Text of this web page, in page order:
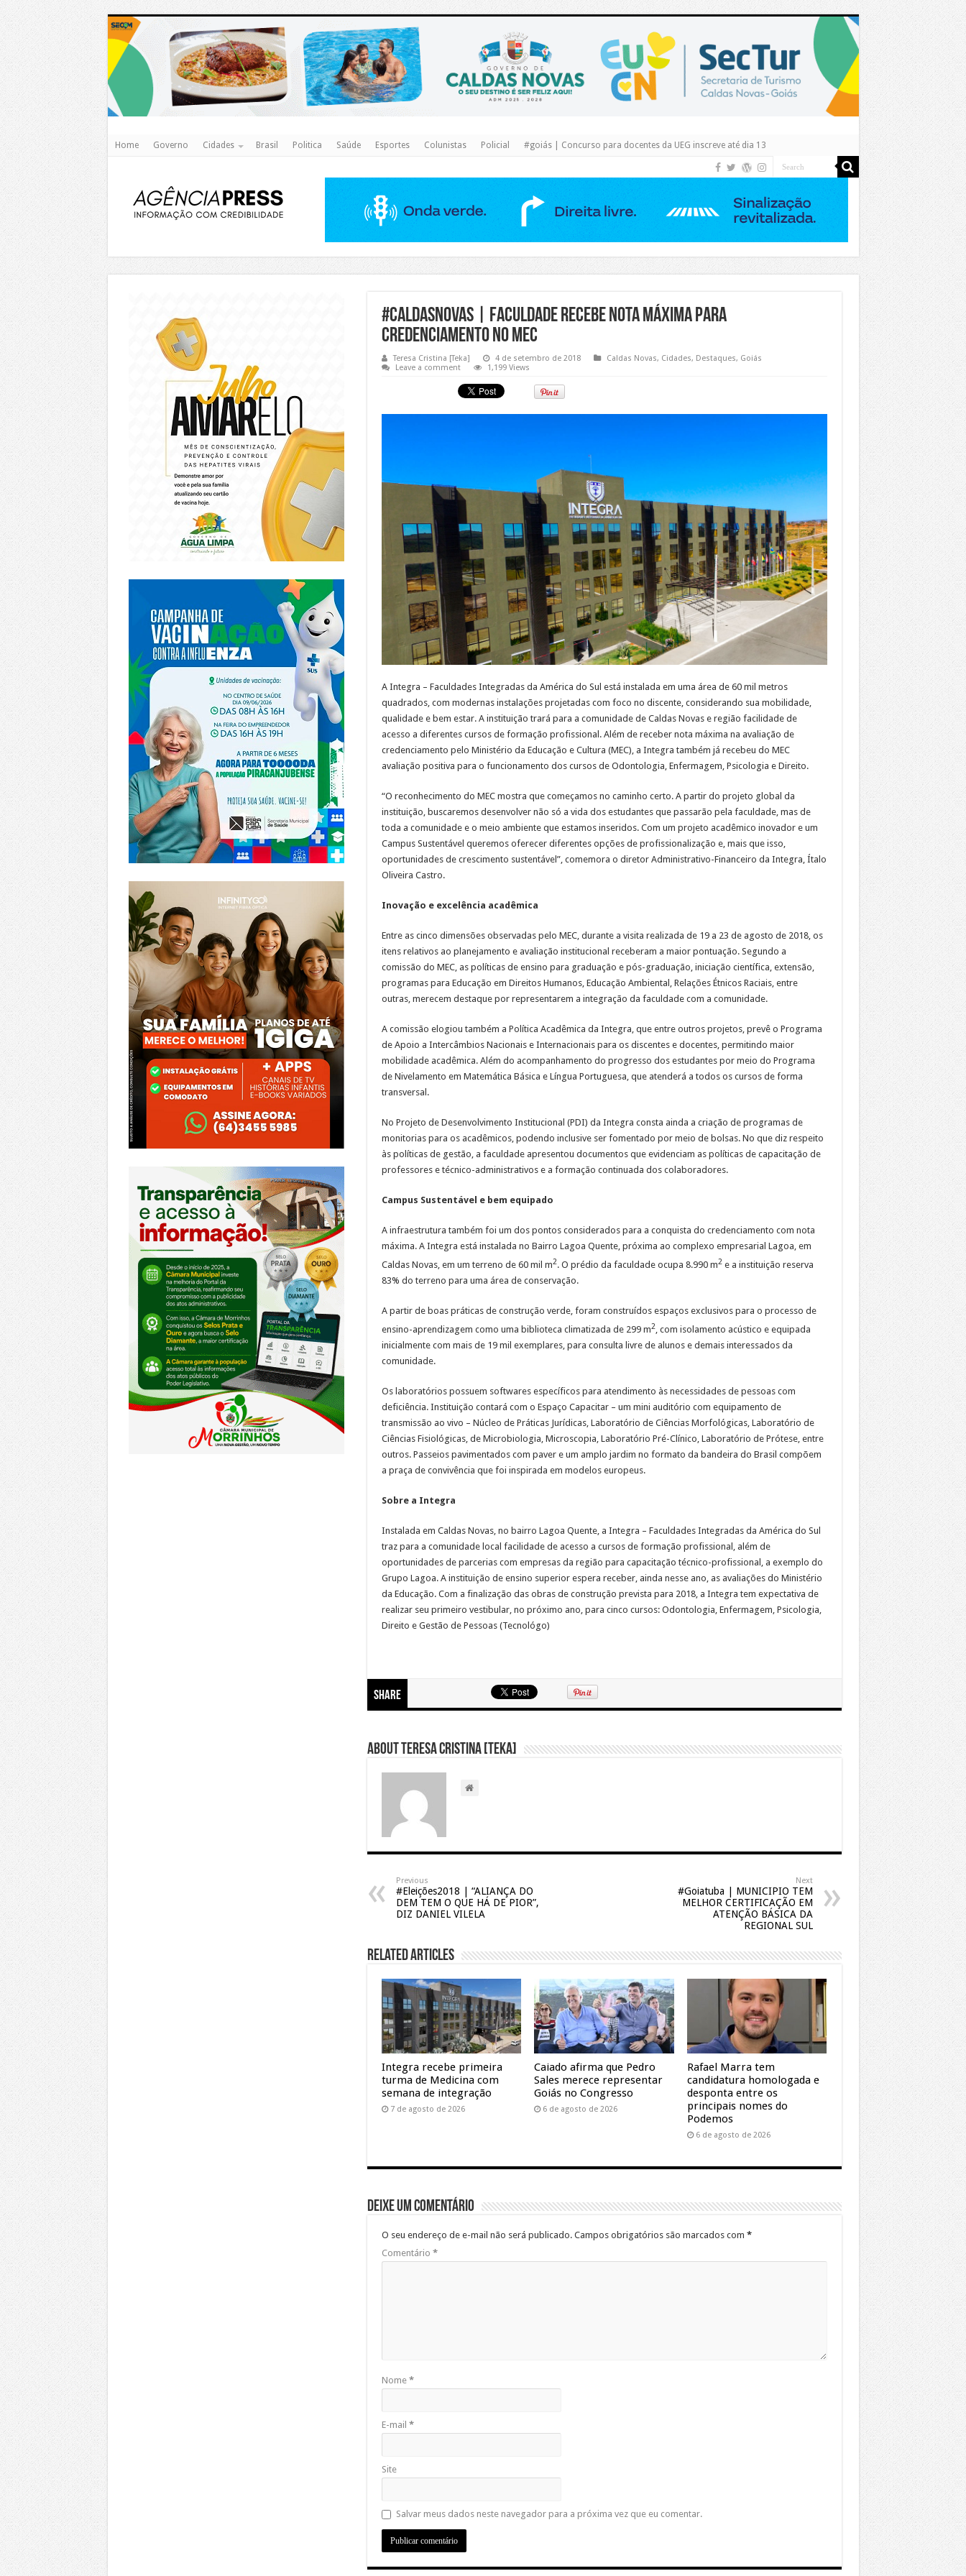
https://www.caldasnovas.go.gov.br/
Home Governo Cidades Brasil Politica Saúde Esportes Colunistas Policial #goiás | Concurso para docentes da UEG inscreve até dia 13
#CaldasNovas | FACULDADE RECEBE NOTA MÁXIMA PARA
CREDENCIAMENTO NO MEC
Teresa Cristina [Teka] 4 de setembro de 2018 Caldas Novas, Cidades, Destaques, Goiás
Leave a comment
1,199 Views
A Integra – Faculdades Integradas da América do Sul está instalada em uma área de 60 mil metros
quadrados, com modernas instalações projetadas com foco no discente, considerando sua mobilidade,
qualidade e bem estar. A instituição trará para a comunidade de Caldas Novas e região facilidade de
acesso a diferentes cursos de formação profissional. Além de receber nota máxima na avaliação de
credenciamento pelo Ministério da Educação e Cultura (MEC), a Integra também já recebeu do MEC
avaliação positiva para o funcionamento dos cursos de Odontologia, Enfermagem, Psicologia e Direito.
“O reconhecimento do MEC mostra que começamos no caminho certo. A partir do projeto global da
instituição, buscaremos desenvolver não só a vida dos estudantes que passarão pela faculdade, mas de
toda a comunidade e o meio ambiente que estamos inseridos. Com um projeto acadêmico inovador e um
Campus Sustentável queremos oferecer diferentes opções de profissionalização e, mais que isso,
oportunidades de crescimento sustentável”, comemora o diretor Administrativo-Financeiro da Integra, Ítalo
Oliveira Castro.
Inovação e excelência acadêmica
Entre as cinco dimensões observadas pelo MEC, durante a visita realizada de 19 a 23 de agosto de 2018, os
itens relativos ao planejamento e avaliação institucional receberam a maior pontuação. Segundo a
comissão do MEC, as políticas de ensino para graduação e pós-graduação, iniciação científica, extensão,
programas para Educação em Direitos Humanos, Educação Ambiental, Relações Étnicos Raciais, entre
outras, merecem destaque por representarem a integração da faculdade com a comunidade.
A comissão elogiou também a Política Acadêmica da Integra, que entre outros projetos, prevê o Programa
de Apoio a Intercâmbios Nacionais e Internacionais para os discentes e docentes, permitindo maior
mobilidade acadêmica. Além do acompanhamento do progresso dos estudantes por meio do Programa
de Nivelamento em Matemática Básica e Língua Portuguesa, que atenderá a todos os cursos de forma
transversal.
No Projeto de Desenvolvimento Institucional (PDI) da Integra consta ainda a criação de programas de
monitorias para os acadêmicos, podendo inclusive ser fomentado por meio de bolsas. No que diz respeito
às políticas de gestão, a faculdade apresentou documentos que evidenciam as políticas de capacitação de
professores e técnico-administrativos e a formação continuada dos colaboradores.
Campus Sustentável e bem equipado
A infraestrutura também foi um dos pontos considerados para a conquista do credenciamento com nota
máxima. A Integra está instalada no Bairro Lagoa Quente, próxima ao complexo empresarial Lagoa, em
Caldas Novas, em um terreno de 60 mil m2. O prédio da faculdade ocupa 8.990 m2e a instituição reserva
83% do terreno para uma área de conservação.
A partir de boas práticas de construção verde, foram construídos espaços exclusivos para o processo de
ensino-aprendizagem como uma biblioteca climatizada de 299 m2, com isolamento acústico e equipada
inicialmente com mais de 19 mil exemplares, para consulta livre de alunos e demais interessados da
comunidade.
Os laboratórios possuem softwares específicos para atendimento às necessidades de pessoas com
deficiência. Instituição contará com o Espaço Capacitar – um mini auditório com equipamento de
transmissão ao vivo – Núcleo de Práticas Jurídicas, Laboratório de Ciências Morfológicas, Laboratório de
Ciências Fisiológicas, de Microbiologia, Microscopia, Laboratório Pré-Clínico, Laboratório de Prótese, entre
outros. Passeios pavimentados com paver e um amplo jardim no formato da bandeira do Brasil compõem
a praça de convivência que foi inspirada em modelos europeus.
Sobre a Integra
Instalada em Caldas Novas, no bairro Lagoa Quente, a Integra – Faculdades Integradas da América do Sul
traz para a comunidade local facilidade de acesso a cursos de formação profissional, além de
oportunidades de parcerias com empresas da região para capacitação técnico-profissional, a exemplo do
Grupo Lagoa. A instituição de ensino superior espera receber, ainda nesse ano, as avaliações do Ministério
da Educação. Com a finalização das obras de construção prevista para 2018, a Integra tem expectativa de
realizar seu primeiro vestibular, no próximo ano, para cinco cursos: Odontologia, Enfermagem, Psicologia,
Direito e Gestão de Pessoas (Tecnológo)
Share
About Teresa Cristina [Teka]
Previous
#Eleições2018 | “ALIANÇA DO
DEM TEM O QUE HÁ DE PIOR”,
DIZ DANIEL VILELA
Next
#Goiatuba | MUNICIPIO TEM
MELHOR CERTIFICAÇÃO EM
ATENÇÃO BÁSICA DA
REGIONAL SUL
Related Articles
Integra recebe primeira
turma de Medicina com
semana de integração
7 de agosto de 2026
Caiado afirma que Pedro
Sales merece representar
Goiás no Congresso
6 de agosto de 2026
Rafael Marra tem
candidatura homologada e
desponta entre os
principais nomes do
Podemos
6 de agosto de 2026
Deixe um comentário
O seu endereço de e-mail não será publicado. Campos obrigatórios são marcados com *
Comentário *
Nome *
E-mail *
Site
Salvar meus dados neste navegador para a próxima vez que eu comentar.
https://piracanjuba.go.gov.br/
https://www.infinitygo.com.br/
https://morrinhos.go.leg.br/